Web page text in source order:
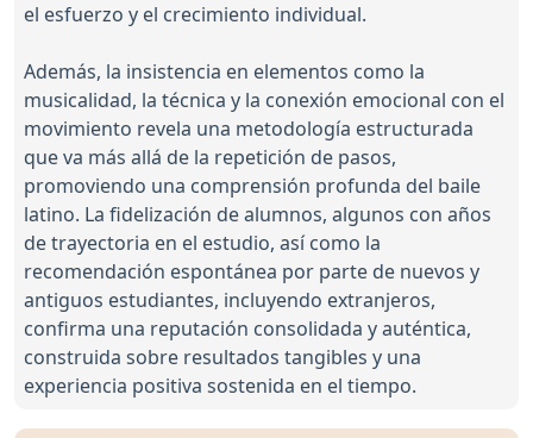
el esfuerzo y el crecimiento individual.
Además, la insistencia en elementos como la
musicalidad, la técnica y la conexión emocional con el
movimiento revela una metodología estructurada
que va más allá de la repetición de pasos,
promoviendo una comprensión profunda del baile
latino. La fidelización de alumnos, algunos con años
de trayectoria en el estudio, así como la
recomendación espontánea por parte de nuevos y
antiguos estudiantes, incluyendo extranjeros,
confirma una reputación consolidada y auténtica,
construida sobre resultados tangibles y una
experiencia positiva sostenida en el tiempo.